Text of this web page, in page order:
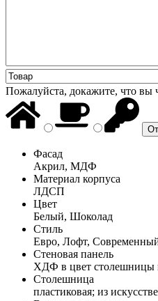
Пожалуйста, докажите, что вы
Фасад
Акрил, МДФ
Материал корпуса
ЛДСП
Цвет
Белый, Шоколад
Стиль
Евро, Лофт,
Стеновая панель
ХДФ в цвет столешницы
Столешница
пластиковая; из